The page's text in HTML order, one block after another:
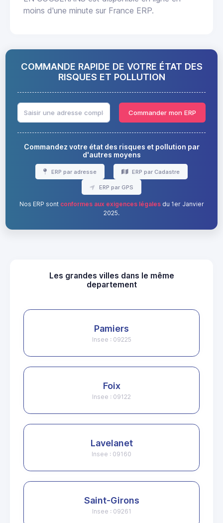
moins d'une minute sur France ERP.
COMMANDE RAPIDE DE VOTRE ÉTAT DES
RISQUES ET POLLUTION
Commander mon ERP
Commandez votre état des risques et pollution par
d'autres moyens
ERP par adresse ERP par Cadastre
ERP par GPS
Nos ERP sont conformes aux exigences légalesdu 1er Janvier
2025.
Les grandes villes dans le même
departement
Pamiers
Insee : 09225
Foix
Insee : 09122
Lavelanet
Insee : 09160
Saint-Girons
Insee : 09261